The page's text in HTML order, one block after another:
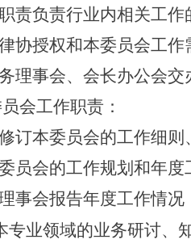
职责负责行业内相关工
律协授权和本委员会工
理事会、会长办公会
会工作职责：
订本委员会的工作细
委员会的工作规划和年
事会报告年度工作情况
专业领域的业务研讨